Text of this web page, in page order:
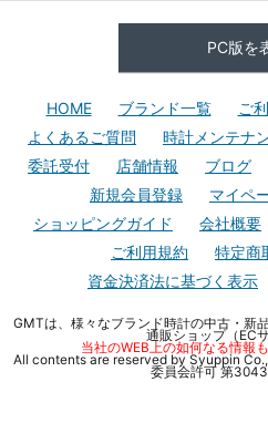
PC版を
HOME ブランド一覧 ご
よくあるご質問
時計メンテナ
委託受付
店舗情報 ブログ
新規会員登録
マイペ
ショッピングガイド
会社概要
ご利用規約
特定商
資金決済法に基づく表示
GMTは、様々なブランド時計の中古・新
通販ショップ（EC
当社のWEB上の如何なる情報
All contents are reserved by Syuppin
委員会許可 第